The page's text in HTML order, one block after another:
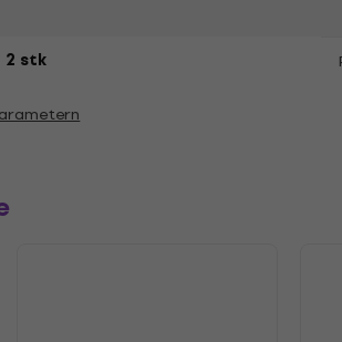
2 stk